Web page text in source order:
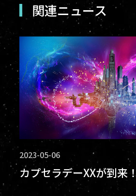
関連ニュース
2023-05-06
カプセラデーXXが到来！